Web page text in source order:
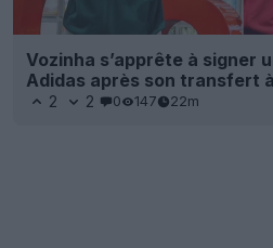
Vozinha s’apprête à signer
Adidas après son transfert
2 2 0 147 22m